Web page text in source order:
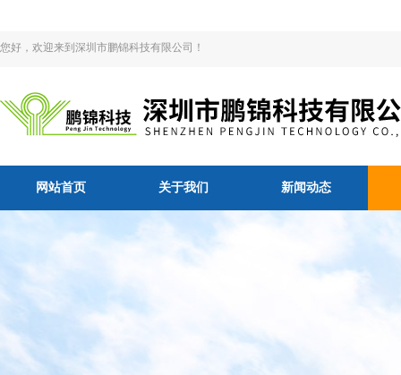
您好，欢迎来到深圳市鹏锦科技有限公司！
网站首页 关于我们 新闻动态